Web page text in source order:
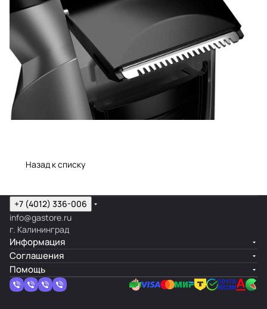
Назад к списку
+7 (4012) 336-006
info@gastore.ru
г. Калининград
Информация
Соглашения
Помощь